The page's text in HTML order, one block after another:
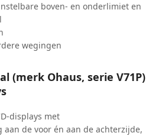
boven- en onderlimiet en
wegingen
(merk Ohaus, serie V71P)
displays met
de voor én aan de achterzijde,